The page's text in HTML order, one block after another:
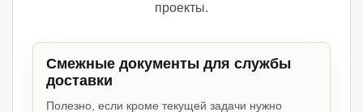
проекты.
Смежные документы для службы
доставки
Полезно, если кроме текущей задачи нужно